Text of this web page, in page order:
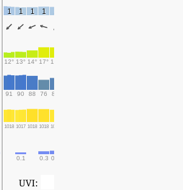
1 1 1 1
12° 13° 14° 17° 17°
91 90 88 76 82
1018 1017 1018 1018 1017
0.1 0.3 0.4
UVI: